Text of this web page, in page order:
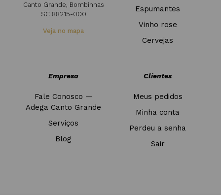
Canto Grande, Bombinhas
SC 88215-000
Veja no mapa
Espumantes
Vinho rose
Cervejas
Empresa
Fale Conosco —
Adega Canto Grande
Serviços
Blog
Clientes
Meus pedidos
Minha conta
Perdeu a senha
Sair